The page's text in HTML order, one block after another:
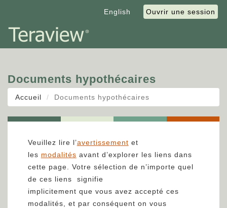
English Ouvrir une session
Documents hypothécaires
Accueil Documents hypothécaires
Veuillez lire l’avertissement et
les modalités avant d’explorer les liens dans
cette page. Votre sélection de n’importe quel
de ces liens signifie
implicitement que vous avez accepté ces
modalités, et par conséquent on vous